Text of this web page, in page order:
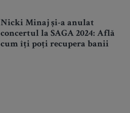
Nicki Minaj și-a anulat
concertul la SAGA 2024: Află
cum îți poți recupera banii